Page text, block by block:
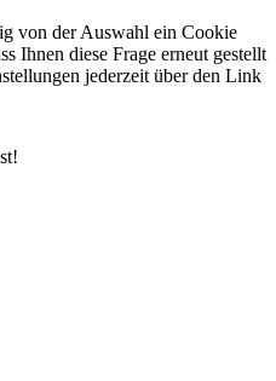
von der Auswahl ein Cookie
Ihnen diese Frage erneut gestellt
jederzeit über den Link